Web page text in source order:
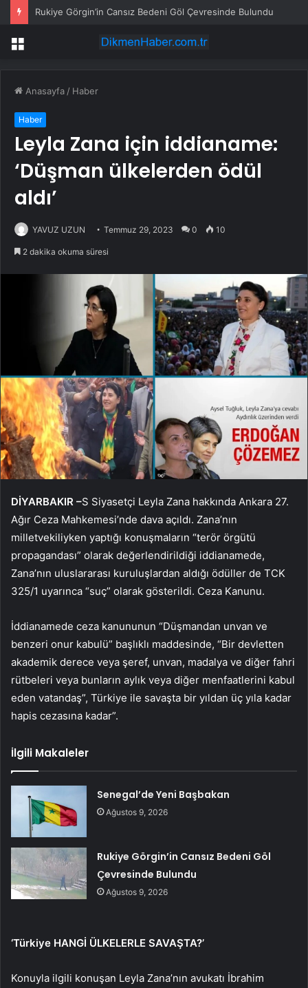
Rukiye Görgin’in Cansız Bedeni Göl Çevresinde Bulundu
Menü
Anasayfa / Haber
Haber
Leyla Zana için iddianame:
‘Düşman ülkelerden ödül
aldı’
YAVUZ UZUN Temmuz 29, 2023 0 10
2 dakika okuma süresi
DİYARBAKIR –S Siyasetçi Leyla Zana hakkında Ankara 27.
Ağır Ceza Mahkemesi’nde dava açıldı. Zana’nın
milletvekiliyken yaptığı konuşmaların “terör örgütü
propagandası” olarak değerlendirildiği iddianamede,
Zana’nın uluslararası kuruluşlardan aldığı ödüller de TCK
325/1 uyarınca “suç” olarak gösterildi. Ceza Kanunu.
İddianamede ceza kanununun “Düşmandan unvan ve
benzeri onur kabulü” başlıklı maddesinde, “Bir devletten
akademik derece veya şeref, unvan, madalya ve diğer fahri
rütbeleri veya bunların aylık veya diğer menfaatlerini kabul
eden vatandaş”, Türkiye ile savaşta bir yıldan üç yıla kadar
hapis cezasına kadar”.
İlgili Makaleler
Senegal’de Yeni Başbakan
Ağustos 9, 2026
Rukiye Görgin’in Cansız Bedeni Göl
Çevresinde Bulundu
Ağustos 9, 2026
‘Türkiye HANGİ ÜLKELERLE SAVAŞTA?’
Konuyla ilgili konuşan Leyla Zana’nın avukatı İbrahim